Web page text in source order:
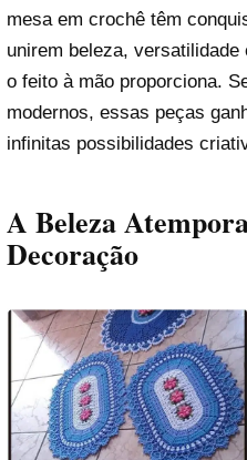
mesa em crochê têm
unirem beleza,
o feito à mão proporciona.
modernos, essas peças
infinitas possibilidades
A Beleza
Decoração